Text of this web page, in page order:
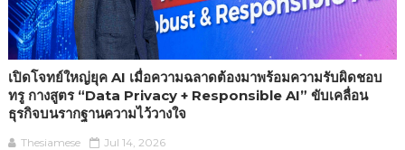
เปิดโจทย์ใหญ่ยุค AI เมื่อความฉลาดต้องมาพร้อมความรับผิดชอบ
ทรู กางสูตร “Data Privacy + Responsible AI” ขับเคลื่อน
ธุรกิจบนรากฐานความไว้วางใจ
Thesiamese Jul 14, 2026